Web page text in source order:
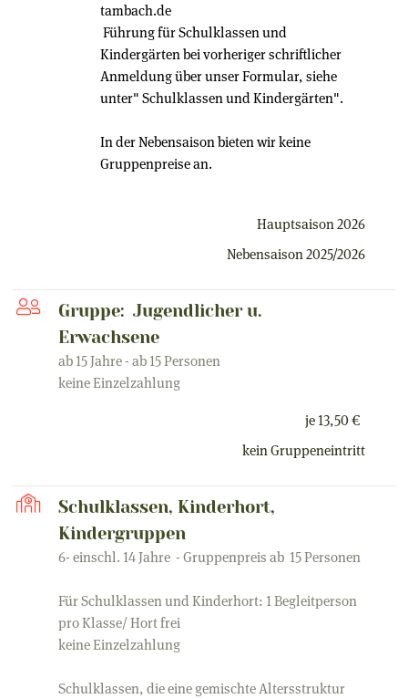
tambach.de
Führung für Schulklassen und
Kindergärten bei vorheriger schriftlicher
Anmeldung über unser Formular, siehe
unter" Schulklassen und Kindergärten".
In der Nebensaison bieten wir keine
Gruppenpreise an.
Hauptsaison 2026
Nebensaison 2025/2026
Gruppe: Jugendlicher u.
Erwachsene
ab 15 Jahre - ab 15 Personen
keine Einzelzahlung
je 13,50 €
kein Gruppeneintritt
Schulklassen, Kinderhort,
Kindergruppen
6- einschl. 14 Jahre - Gruppenpreis ab 15 Personen
Für Schulklassen und Kinderhort: 1 Begleitperson
pro Klasse/ Hort frei
keine Einzelzahlung
Schulklassen, die eine gemischte Altersstruktur